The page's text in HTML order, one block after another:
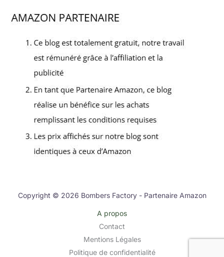
Copyright © 2026 Bombers Factory - Partenaire Amazon
A propos
Contact
Mentions Légales
Politique de confidentialité